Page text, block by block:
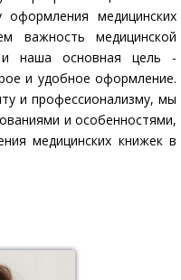
оформления медицинских
важность медицинской
и наша основная цель -
и удобное оформление.
и профессионализму, мы
и особенностями,
медицинских книжек в